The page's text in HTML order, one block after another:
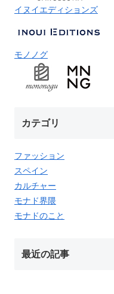
イヌイエディションズ
モノノグ
カテゴリ
ファッション
スペイン
カルチャー
モナド界隈
モナドのこと
最近の記事